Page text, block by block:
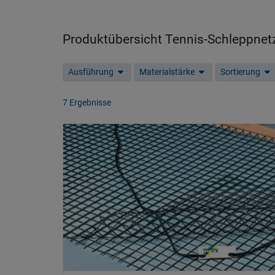
Produktübersicht Tennis-
Ausführung Materialstärke Sortierung
7 Ergebnisse